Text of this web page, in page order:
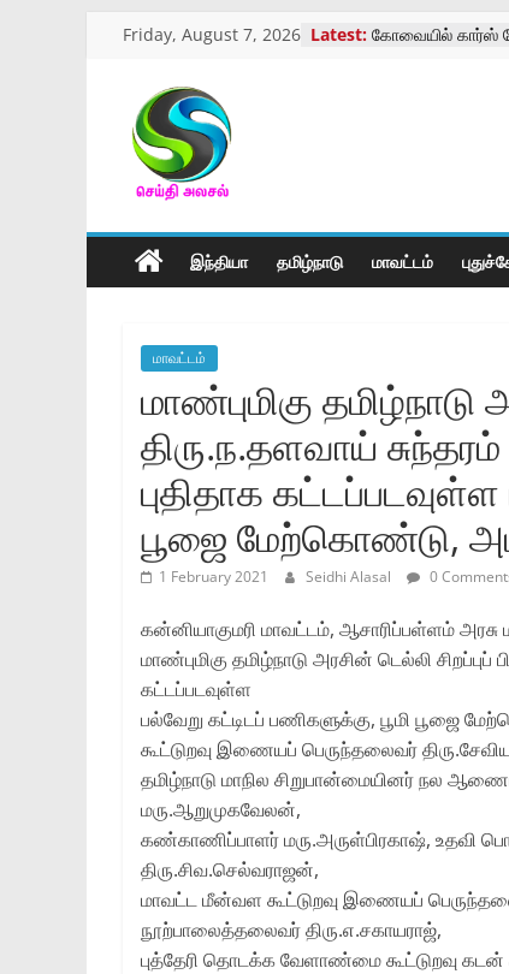
Friday, August 7, 2026 Latest: கோவையில் கார்ஸ்
கோவையில் பாரா
செய்திஅலசல்
l
Seidhialasal
Tamil
NewsPaper
இந்தியா தமிழ்நாடு மாவட்டம்
மாவட்டம்
மாண்புமிகு தமிழ்நாடு
திரு.ந.தளவாய்‌
புதிதாக
பூஜை மேற்கொண்டு,
1 February 2021 Seidhi Alasal 0
கன்னியாகுமரி மாவட்டம்‌, ஆசாரிப்பள்ளம்‌
மாண்புமிகு தமிழ்நாடு அரசின்‌ டெல்லி சிறப்புப்‌
கட்டப்படவுள்ள
பல்வேறு கட்டிடப்‌ பணிகளுக்கு, பூமி பூஜை
கூட்டுறவு இணையப்‌ பெருந்தலைவர்‌
தமிழ்நாடு மாநில சிறுபான்மையினர்‌ நல
மரு.ஆறுமுகவேலன்‌,
கண்காணிப்பாளர்‌ மரு.அருள்பிரகாஷ்‌, உதவி
திரு.சிவ.செல்வராஜன்‌,
மாவட்ட மீன்வள கூட்டுறவு இணையப்‌
நூற்பாலைத்தலைவர்‌ திரு.எ.சகாயராஜ்‌,
புத்தேரி தொடக்க வேளாண்மை கூட்டுறவு கடன்‌